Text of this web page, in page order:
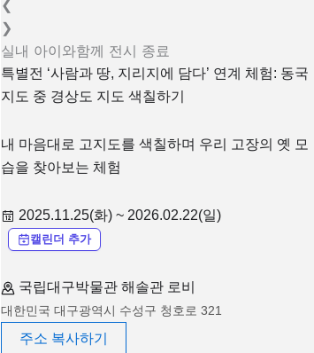
❮
❯
실내 아이와함께 전시 종료
특별전 ‘사람과 땅, 지리지에 담다’ 연계 체험: 동국
지도 중 경상도 지도 색칠하기
내 마음대로 고지도를 색칠하며 우리 고장의 옛 모
습을 찾아보는 체험
2025.11.25(화) ~ 2026.02.22(일)
캘린더 추가
국립대구박물관 해솔관 로비
대한민국 대구광역시 수성구 청호로 321
주소 복사하기